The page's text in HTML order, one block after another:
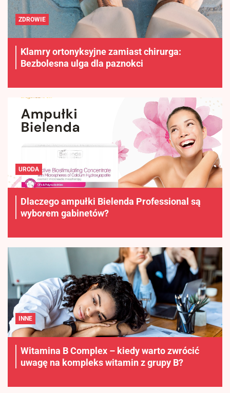
ZDROWIE
Klamry ortonyksyjne zamiast chirurga:
Bezbolesna ulga dla paznokci
URODA
Dlaczego ampułki Bielenda Professional są
wyborem gabinetów?
INNE
Witamina B Complex – kiedy warto zwrócić
uwagę na kompleks witamin z grupy B?